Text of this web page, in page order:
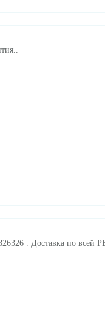
. Доставка по всей